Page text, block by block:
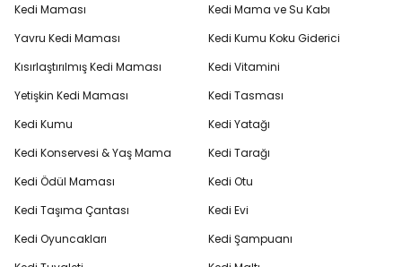
Kedi Maması
Yavru Kedi Maması
Kısırlaştırılmış Kedi Maması
Yetişkin Kedi Maması
Kedi Kumu
Kedi Konservesi & Yaş Mama
Kedi Ödül Maması
Kedi Taşıma Çantası
Kedi Oyuncakları
Kedi Mama ve Su Kabı
Kedi Kumu Koku Giderici
Kedi Vitamini
Kedi Tasması
Kedi Yatağı
Kedi Tarağı
Kedi Otu
Kedi Evi
Kedi Şampuanı